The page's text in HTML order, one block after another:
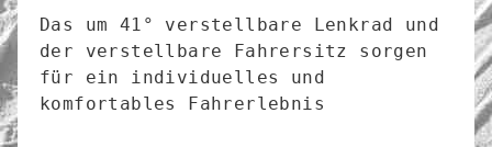
Das um 41° verstellbare Lenkrad und
der verstellbare Fahrersitz sorgen
für ein individuelles und
komfortables Fahrerlebnis